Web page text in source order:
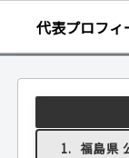
代表プロフィ
福島県